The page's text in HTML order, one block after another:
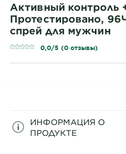
Активный контроль
Протестировано,
спрей для мужчин
0,0/5 (0 отзывы)
ИНФОРМАЦИЯ О
ПРОДУКТЕ